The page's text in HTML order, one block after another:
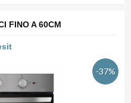
FINO A 60CM
-37%